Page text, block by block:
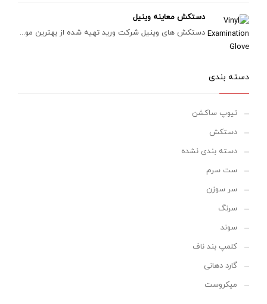
دستکش معاینه وینیل
دستکش های وینیل شرکت ورید تهیه شده از بهترین مو...
دسته بندی
تیوپ ساکشن
دستکش
دسته بندی نشده
ست سرم
سر سوزن
سرنگ
سوند
کلمپ بند ناف
گارد دهانی
میکروست